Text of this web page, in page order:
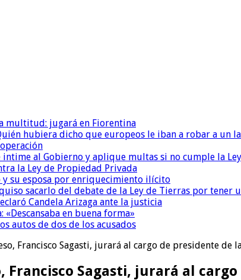
multitud: jugará en Fiorentina
hubiera dicho que europeos le iban a robar a un
al Gobierno y aplique multas si no cumple la
la Ley de Propiedad Privada
y su esposa por enriquecimiento ilícito
sacarlo del debate de la Ley de Tierras por tener
Candela Arizaga ante la justicia
en buena forma»
autos de dos de los acusados
Francisco Sagasti, jurará al cargo de presidente de
Francisco Sagasti, jurará al